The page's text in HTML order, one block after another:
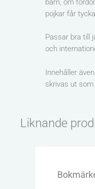
barn, om
pojkar får
Passar bra till
och
Innehåller
skrivas ut
Liknande